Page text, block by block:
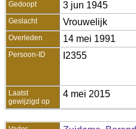
Gedoopt 3 jun 1945
Geslacht Vrouwelijk
Overleden 14 mei 1991
Persoon-ID I2355
Laatst
gewijzigd op
4 mei 2015